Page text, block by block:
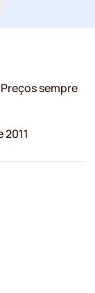
sempre